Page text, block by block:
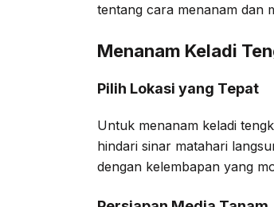
tentang cara menanam dan
Menanam Keladi
Pilih Lokasi yang Tepat
Untuk menanam keladi
hindari sinar matahari
dengan kelembapan yang